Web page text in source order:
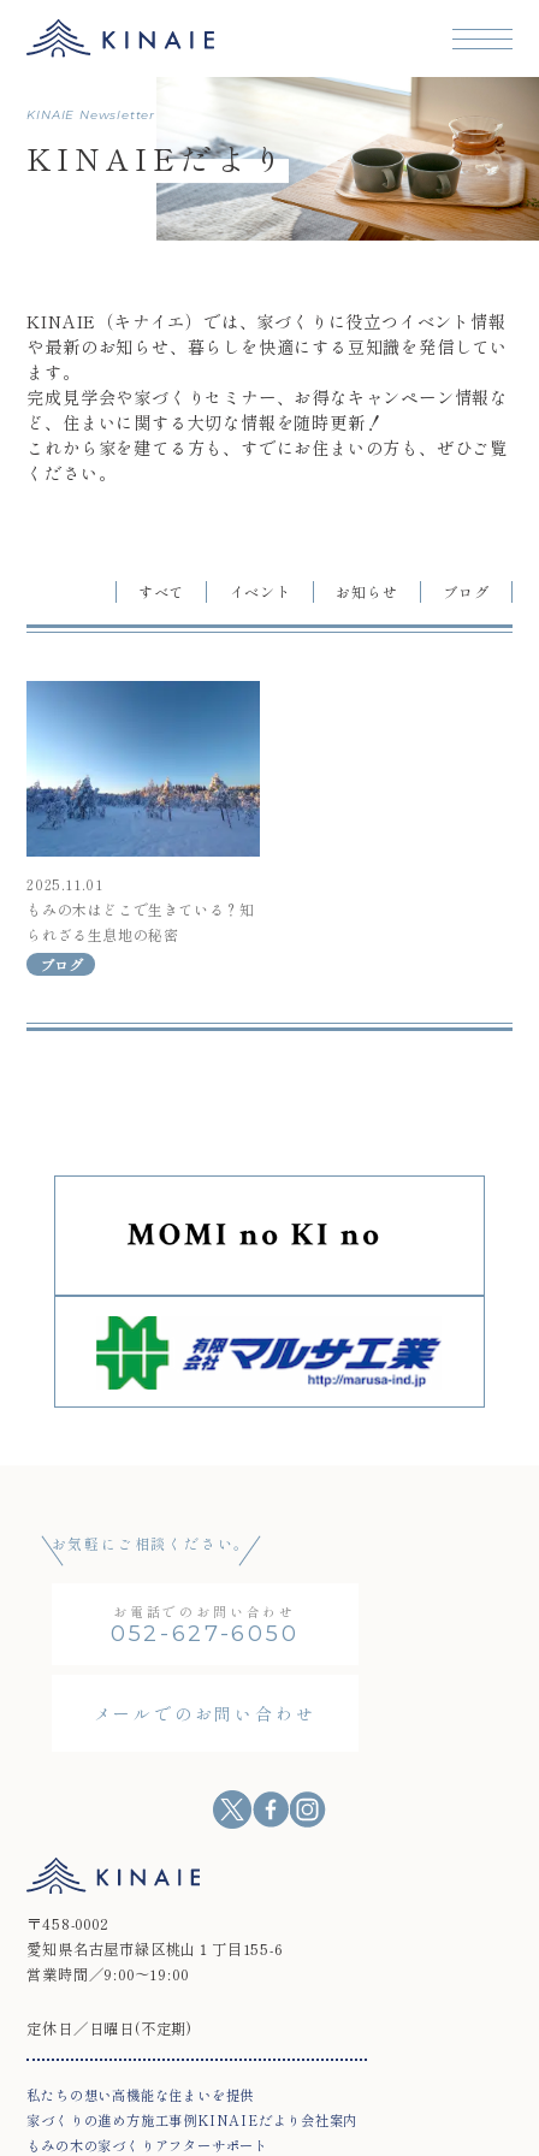
本文まで
KINAIE Newsletter
KINAIEだより
KINAIE（キナイエ）では、家づくりに役立つイベント情報
や最新のお知らせ、暮らしを快適にする豆知識を発信してい
ます。
完成見学会や家づくりセミナー、お得なキャンペーン情報な
ど、住まいに関する大切な情報を随時更新！
これから家を建てる方も、すでにお住まいの方も、ぜひご覧
ください。
すべて イベント お知らせ ブログ
2025.11.01
もみの木はどこで生きている？知
られざる生息地の秘密
ブログ
〒458-0002
愛知県名古屋市緑区桃山１丁目155-6
営業時間／9:00～19:00
定休日／日曜日(不定期)
私たちの想い高機能な住まいを提供
家づくりの進め方施工事例KINAIEだより 会社案内
もみの木の家づくり アフターサポート
お気軽にご相談ください。
お電話でのお問い合わせ
052-627-6050
メールでのお問い合わせ